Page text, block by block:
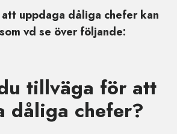
att uppdaga dåliga chefer kan
vd se över följande:
tillväga för att
dåliga chefer?